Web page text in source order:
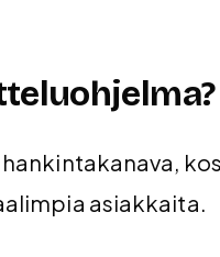
asiakkaita.